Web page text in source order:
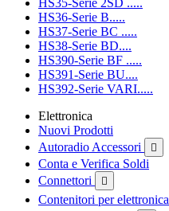
HS35-Serie 2SD .....
HS36-Serie B.....
HS37-Serie BC .....
HS38-Serie BD....
HS390-Serie BF .....
HS391-Serie BU....
HS392-Serie VARI.....
Elettronica
Nuovi Prodotti
Autoradio Accessori

Conta e Verifica Soldi
Connettori

Contenitori per elettronica